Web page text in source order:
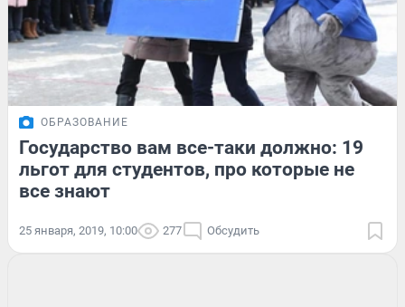
ОБРАЗОВАНИЕ
Государство вам все-таки должно: 19
льгот для студентов, про которые не
все знают
25 января, 2019, 10:00 277 Обсудить